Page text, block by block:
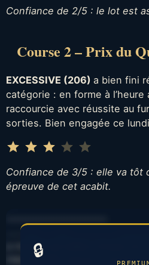
Confiance de 2/5 : le lot est
Course 2 – Prix du
EXCESSIVE (206) a bien fini
catégorie : en forme à
raccourcie avec réussite au
sorties. Bien engagée ce
⭐⭐⭐
Confiance de 3/5 : elle va tôt
épreuve de cet acabit.
🔒
…….
a montré de belles choses lors
FIRE WATER cheval a montré